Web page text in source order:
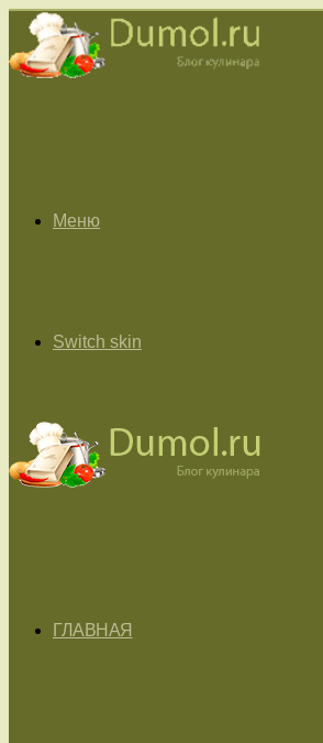
Меню
Switch skin
ГЛАВНАЯ